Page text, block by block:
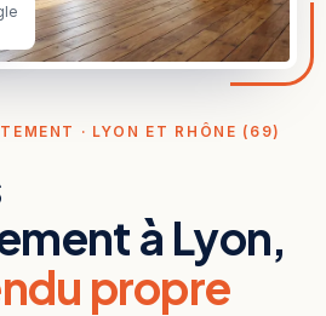
· LYON ET RHÔNE (69)
à Lyon,
propre